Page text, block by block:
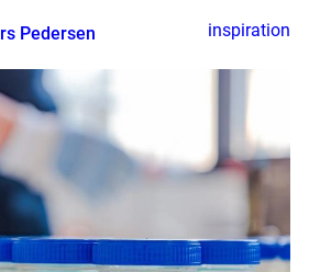
Pedersen inspiration